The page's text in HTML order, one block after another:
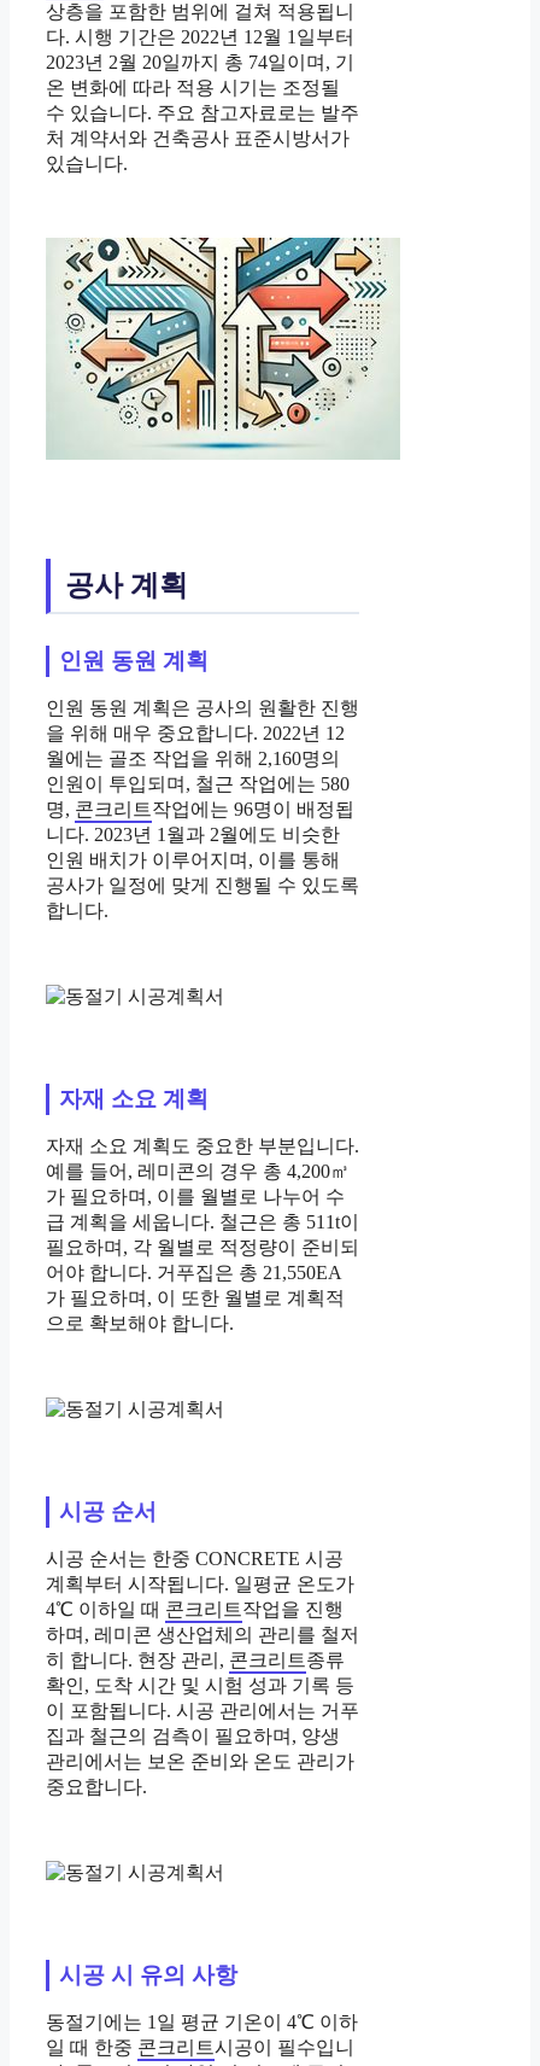
상층을 포함한 범위에 걸쳐 적용됩니
다. 시행 기간은 2022년 12월 1일부터
2023년 2월 20일까지 총 74일이며, 기
온 변화에 따라 적용 시기는 조정될
수 있습니다. 주요 참고자료로는 발주
처 계약서와 건축공사 표준시방서가
있습니다.
공사 계획
인원 동원 계획
인원 동원 계획은 공사의 원활한 진행
을 위해 매우 중요합니다. 2022년 12
월에는 골조 작업을 위해 2,160명의
인원이 투입되며, 철근 작업에는 580
명, 콘크리트작업에는 96명이 배정됩
니다. 2023년 1월과 2월에도 비슷한
인원 배치가 이루어지며, 이를 통해
공사가 일정에 맞게 진행될 수 있도록
합니다.
자재 소요 계획
자재 소요 계획도 중요한 부분입니다.
예를 들어, 레미콘의 경우 총 4,200㎥
가 필요하며, 이를 월별로 나누어 수
급 계획을 세웁니다. 철근은 총 511t이
필요하며, 각 월별로 적정량이 준비되
어야 합니다. 거푸집은 총 21,550EA
가 필요하며, 이 또한 월별로 계획적
으로 확보해야 합니다.
시공 순서
시공 순서는 한중 CONCRETE 시공
계획부터 시작됩니다. 일평균 온도가
4℃ 이하일 때 콘크리트작업을 진행
하며, 레미콘 생산업체의 관리를 철저
히 합니다. 현장 관리, 콘크리트종류
확인, 도착 시간 및 시험 성과 기록 등
이 포함됩니다. 시공 관리에서는 거푸
집과 철근의 검측이 필요하며, 양생
관리에서는 보온 준비와 온도 관리가
중요합니다.
시공 시 유의 사항
동절기에는 1일 평균 기온이 4℃ 이하
일 때 한중 콘크리트시공이 필수입니